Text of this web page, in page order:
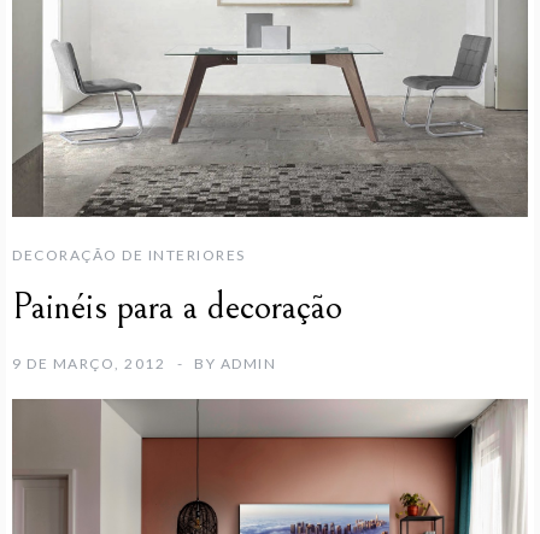
DECORAÇÃO DE INTERIORES
Painéis para a decoração
9 DE MARÇO, 2012 BY ADMIN